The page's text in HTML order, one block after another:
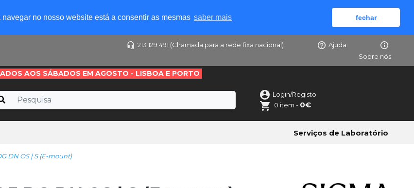
no nosso website está a consentir as mesmas saber mais fechar
213 129 491 (Chamada para a rede fixa nacional)
Ajuda
Sobre nós
AOS SÁBADOS EM AGOSTO - LISBOA E PORTO
Login/Registo
0 item - 0€
Serviços de Laboratório
DN OS | S (E-mount)